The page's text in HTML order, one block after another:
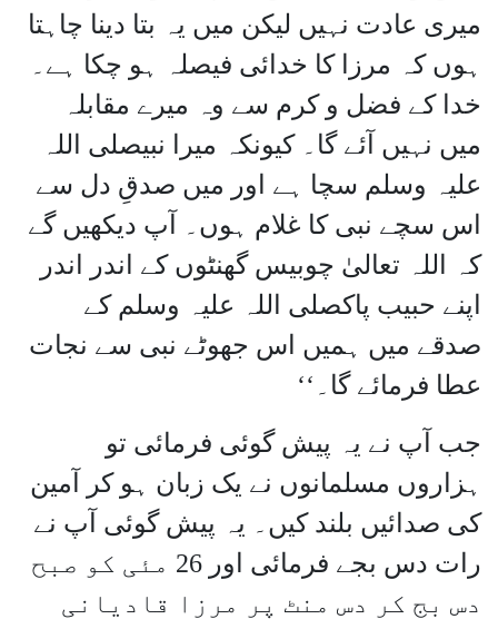
میری عادت نہیں لیکن میں یہ بتا دینا چاہتا
ہوں کہ مرزا کا خدائی فیصلہ ہو چکا ہے۔
خدا کے فضل و کرم سے وہ میرے مقابلہ
میں نہیں آئے گا۔ کیونکہ میرا نبیصلی اللہ
علیہ وسلم سچا ہے اور میں صدقِ دل سے
اس سچے نبی کا غلام ہوں۔ آپ دیکھیں گے
کہ اللہ تعالیٰ چوبیس گھنٹوں کے اندر اندر
اپنے حبیب پاکصلی اللہ علیہ وسلم کے
صدقے میں ہمیں اس جھوٹے نبی سے نجات
عطا فرمائے گا۔‘‘
جب آپ نے یہ پیش گوئی فرمائی تو
ہزاروں مسلمانوں نے یک زبان ہو کر آمین
کی صدائیں بلند کیں۔ یہ پیش گوئی آپ نے
رات دس بجے فرمائی اور 26 مئی کو صبح
دس بج کر دس منٹ پر مرزا قادیانی